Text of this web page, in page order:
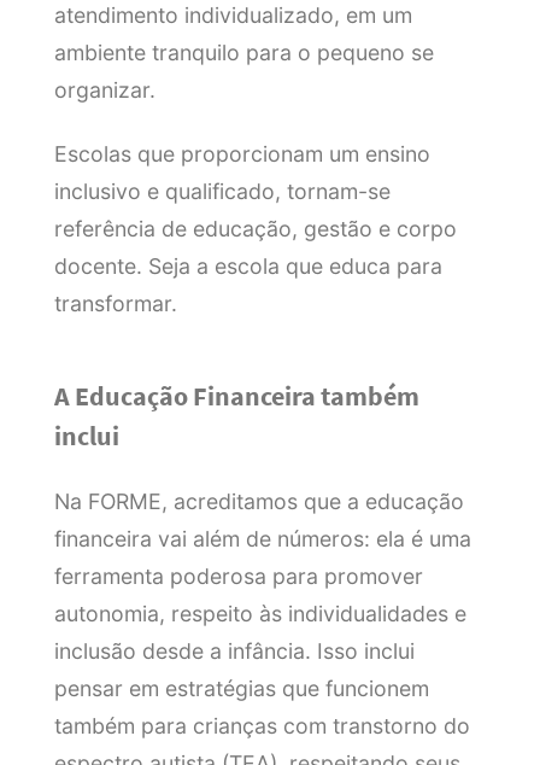
atendimento individualizado, em um
ambiente tranquilo para o pequeno se
organizar.
Escolas que proporcionam um ensino
inclusivo e qualificado, tornam-se
referência de educação, gestão e corpo
docente. Seja a escola que educa para
transformar.
A Educação Financeira também
inclui
Na FORME, acreditamos que a educação
financeira vai além de números: ela é uma
ferramenta poderosa para promover
autonomia, respeito às individualidades e
inclusão desde a infância. Isso inclui
pensar em estratégias que funcionem
também para crianças com transtorno do